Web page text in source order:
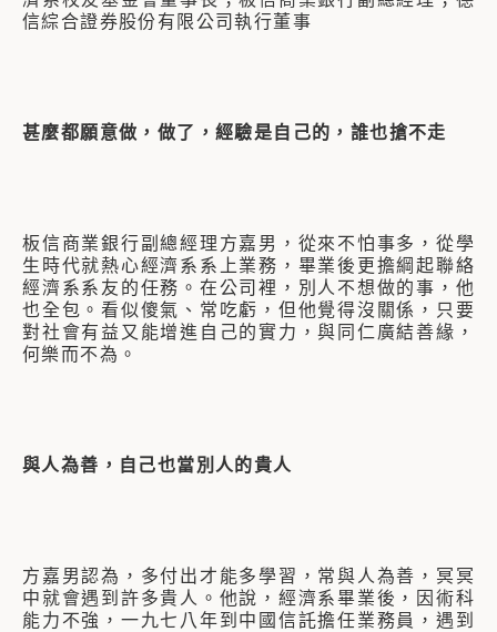
信綜合證券股份有限公司執行董事
甚麼都願意做，做了，經驗是自己的，誰也搶不走
板信商業銀行副總經理方嘉男，從來不怕事多，從學
生時代就熱心經濟系系上業務，畢業後更擔綱起聯絡
經濟系系友的任務。在公司裡，別人不想做的事，他
也全包。看似傻氣、常吃虧，但他覺得沒關係，只要
對社會有益又能增進自己的實力，與同仁廣結善緣，
何樂而不為。
與人為善，自己也當別人的貴人
方嘉男認為，多付出才能多學習，常與人為善，冥冥
中就會遇到許多貴人。他說，經濟系畢業後，因術科
能力不強，一九七八年到中國信託擔任業務員，遇到